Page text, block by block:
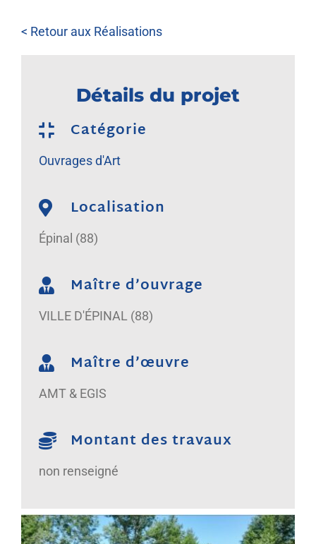
< Retour aux Réalisations
Détails du projet
Catégorie
Ouvrages d'Art
Localisation
Épinal (88)
Maître d’ouvrage
VILLE D'ÉPINAL (88)
Maître d’œuvre
AMT & EGIS
Montant des travaux
non renseigné